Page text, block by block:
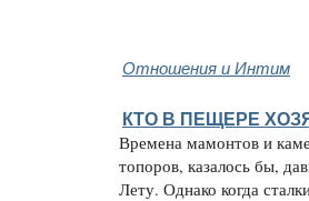
Отношения и Интим
КТО В ПЕЩЕРЕ
Времена мамонтов и
топоров, казалось бы,
Лету. Однако когда